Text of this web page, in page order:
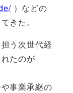
）などの
きた。
う次世代経
たのが
事業承継の